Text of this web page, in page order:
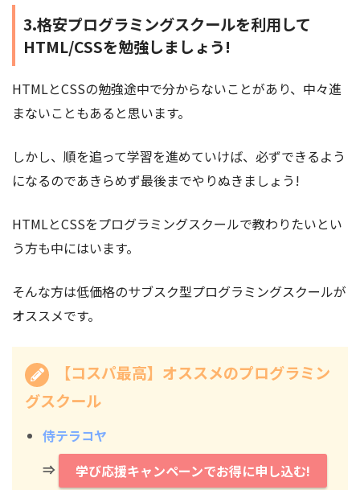
3.格安プログラミングスクールを利用して
HTML/CSSを勉強しましょう!
HTMLとCSSの勉強途中で分からないことがあり、中々進
まないこともあると思います。
しかし、順を追って学習を進めていけば、必ずできるよう
になるのであきらめず最後までやりぬきましょう!
HTMLとCSSをプログラミングスクールで教わりたいとい
う方も中にはいます。
そんな方は低価格のサブスク型プログラミングスクールが
オススメです。
【コスパ最高】オススメのプログラミン
グスクール
侍テラコヤ
⇒
学び応援キャンペーンでお得に申し込む!